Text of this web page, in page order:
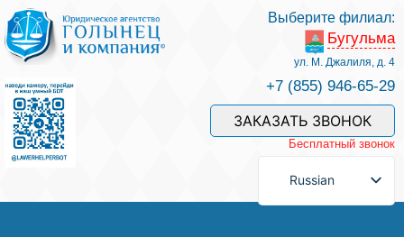
Услуги и наши специалисты
Оплата услуг
Задать вопрос
Выберите филиал:
Бугульма
ул. М. Джалиля, д. 4
+7 (855) 946-65-29
ЗАКАЗАТЬ ЗВОНОК
Бесплатный звонок
Russian